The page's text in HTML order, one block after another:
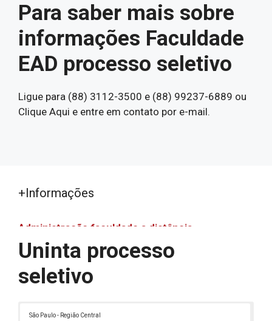
Para saber mais sobre
informações Faculdade
EAD processo seletivo
Ligue para (88) 3112-3500 e (88) 99237-6889 ou
Clique Aqui e entre em contato por e-mail.
+Informações
Administração faculdade a distância
Administração faculdade a distância
Assistência Social EAD
Bacharelado em Ciências Econômicas EAD
Bacharelado em Gestão Financeira EAD
Uninta processo
seletivo
São Paulo - Região Central